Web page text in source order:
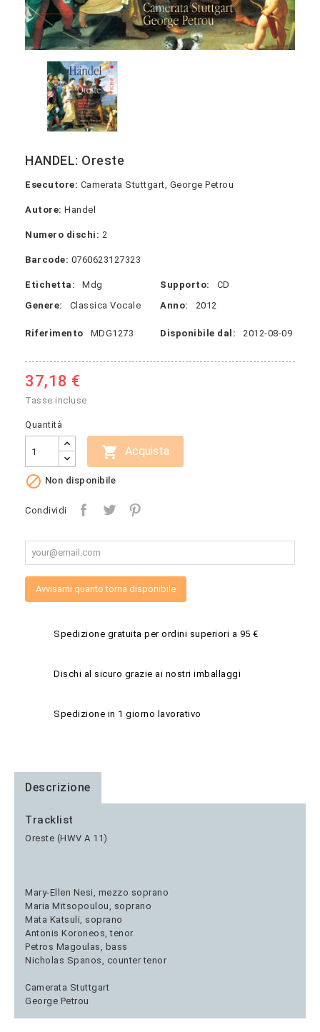
HANDEL: Oreste
Esecutore: Camerata Stuttgart, George Petrou
Autore: Handel
Numero dischi: 2
Barcode: 0760623127323
Etichetta: Mdg Supporto:
CD
Genere:
Classica Vocale Anno: 2012
Riferimento MDG1273 Disponibile dal: 2012-08-09
37,18 €
Tasse incluse
Quantità
 Acquista
 Non disponibile
Condividi
Avvisami quanto torna disponibile
Spedizione gratuita per ordini superiori a 95 €
Dischi al sicuro grazie ai nostri imballaggi
Spedizione in 1 giorno lavorativo
Descrizione
Tracklist
Oreste (HWV A 11)
Mary-Ellen Nesi, mezzo soprano
Maria Mitsopoulou, soprano
Mata Katsuli, soprano
Antonis Koroneos, tenor
Petros Magoulas, bass
Nicholas Spanos, counter tenor
Camerata Stuttgart
George Petrou